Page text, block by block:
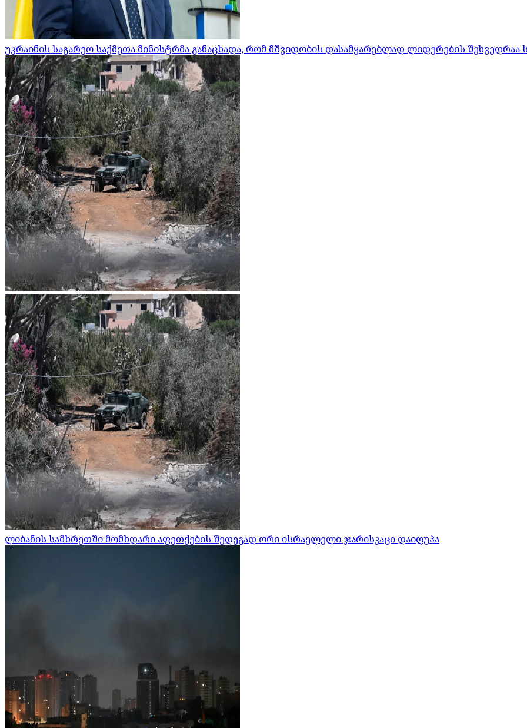
უკრაინის საგარეო საქმეთა მინისტრმა განაცხადა, რომ მშვიდობის დასამყარებლად ლიდერების შეხვედრაა
ლიბანის სამხრეთში მომხდარი აფეთქების შედეგად ორი ისრაელელი ჯარისკაცი დაიღუპა